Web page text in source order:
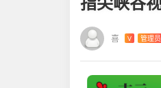
喜 V 管理员